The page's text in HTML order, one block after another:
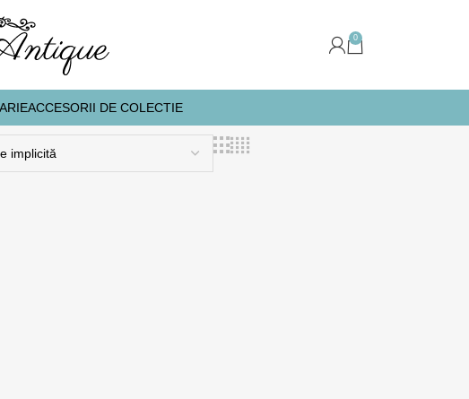
0
ACCESORII DE COLECTIE